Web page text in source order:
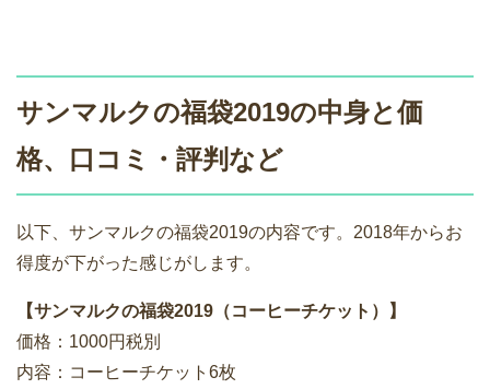
サンマルクの福袋2019の中身と価
格、口コミ・評判など
以下、サンマルクの福袋2019の内容です。2018年からお
得度が下がった感じがします。
【サンマルクの福袋2019（コーヒーチケット）】
価格：1000円税別
内容：コーヒーチケット6枚